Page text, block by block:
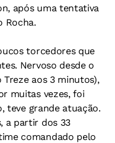
após uma tentativa
Rocha.
torcedores que
Nervoso desde o
aos 3 minutos),
muitas vezes, foi
teve grande atuação.
a partir dos 33
comandado pelo